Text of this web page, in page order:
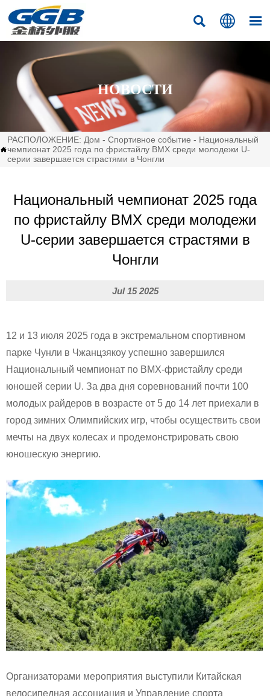
  
НОВОСТИ

РАСПОЛОЖЕНИЕ: Дом - Спортивное событие - Национальный
чемпионат 2025 года по фристайлу BMX среди молодежи U-
серии завершается страстями в Чонгли
Национальный чемпионат 2025 года
по фристайлу BMX среди молодежи
U-серии завершается страстями в
Чонгли
Jul 15 2025
12 и 13 июля 2025 года в экстремальном спортивном
парке Чунли в Чжанцзякоу успешно завершился
Национальный чемпионат по BMX-фристайлу среди
юношей серии U. За два дня соревнований почти 100
молодых райдеров в возрасте от 5 до 14 лет приехали в
город зимних Олимпийских игр, чтобы осуществить свои
мечты на двух колесах и продемонстрировать свою
юношескую энергию.
Организаторами мероприятия выступили Китайская
велосипедная ассоциация и Управление спорта